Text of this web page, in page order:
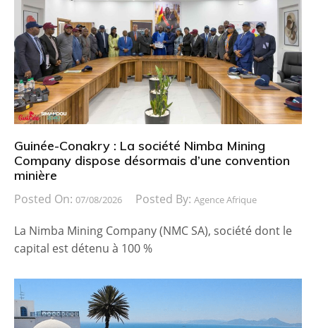
Guinée-Conakry : La société Nimba Mining
Company dispose désormais d’une convention
minière
Posted On: 07/08/2026 Posted By: Agence Afrique
La Nimba Mining Company (NMC SA), société dont le
capital est détenu à 100 %